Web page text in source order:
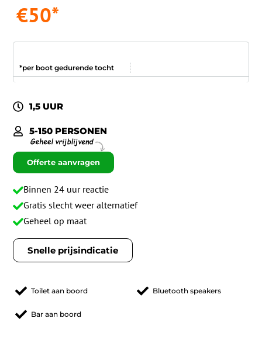
€50*
*per boot gedurende tocht
1,5 UUR
5-150 PERSONEN
Offerte aanvragen
Binnen 24 uur reactie
Gratis slecht weer alternatief
Geheel op maat
Snelle prijsindicatie
Toilet aan boord Bluetooth speakers
Bar aan boord